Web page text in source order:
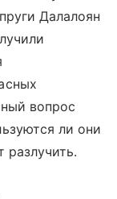
Далалоян
вопрос
ли они
разлучить.